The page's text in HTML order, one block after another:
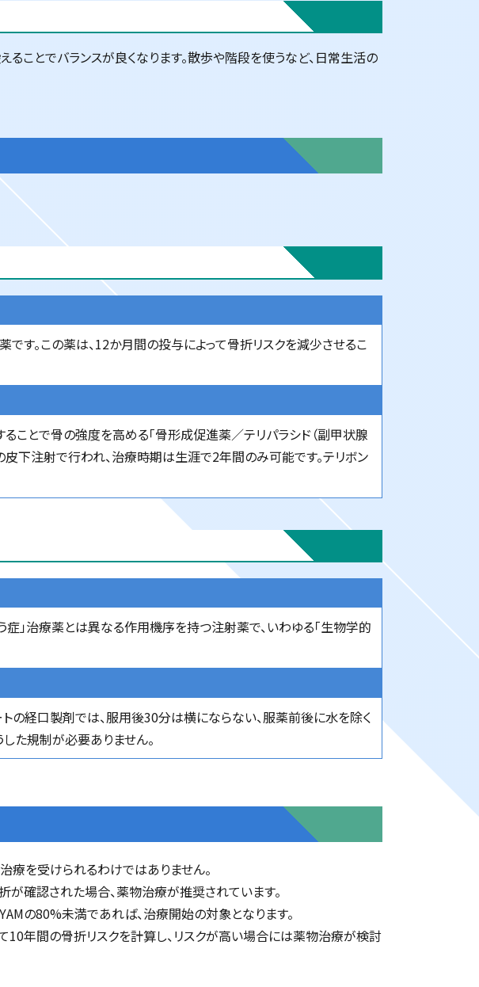
ことでバランスが良くなります。散歩や階段を使うなど、日常生活の
す。この薬は、12か月間の投与によって骨折リスクを減少させるこ
ことで骨の強度を高める「骨形成促進薬／テリパラシド（副甲状腺
下注射で行われ、治療時期は生涯で2年間のみ可能です。テリボン
」治療薬とは異なる作用機序を持つ注射薬で、いわゆる「生物学的
の経口製剤では、服用後30分は横にならない、服薬前後に水を除く
た規制が必要ありません。
療を受けられるわけではありません。
確認された場合、薬物治療が推奨されています。
の80%未満であれば、治療開始の対象となります。
年間の骨折リスクを計算し、リスクが高い場合には薬物治療が検討